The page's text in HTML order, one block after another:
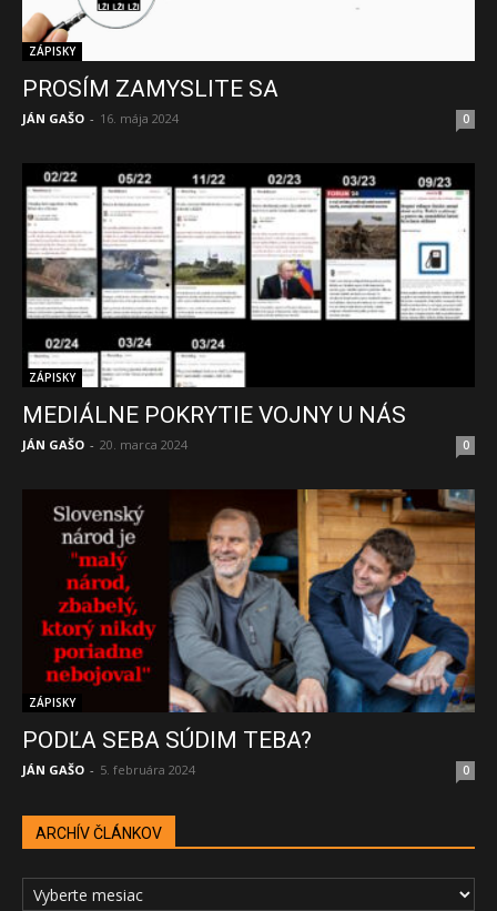
ZÁPISKY
PROSÍM ZAMYSLITE SA
JÁN GAŠO - 16. mája 2024 0
ZÁPISKY
MEDIÁLNE POKRYTIE VOJNY U NÁS
JÁN GAŠO - 20. marca 2024 0
ZÁPISKY
PODĽA SEBA SÚDIM TEBA?
JÁN GAŠO - 5. februára 2024 0
ARCHÍV ČLÁNKOV
ARCHÍV
ČLÁNKOV